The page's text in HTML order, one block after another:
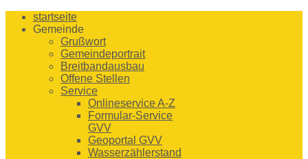
startseite
Gemeinde
Grußwort
Gemeindeportrait
Breitbandausbau
Offene Stellen
Service
Onlineservice A-Z
Formular-Service
GVV
Geoportal GVV
Wasserzählerstand